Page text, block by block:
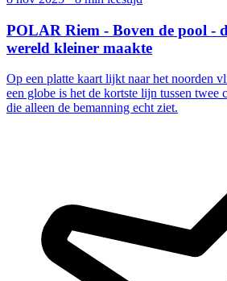
POLAR Riem - Boven de pool -
wereld kleiner maakte
Op een platte kaart lijkt naar het noorden
een globe is het de kortste lijn tussen twee
die alleen de bemanning echt ziet.